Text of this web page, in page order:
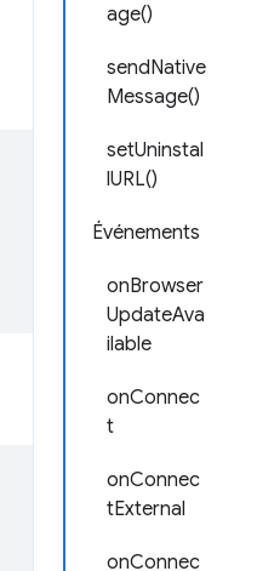
age()
sendNative
Message()
setUninstal
lURL()
Événements
onBrowser
UpdateAva
ilable
onConnec
t
onConnec
tExternal
onConnec